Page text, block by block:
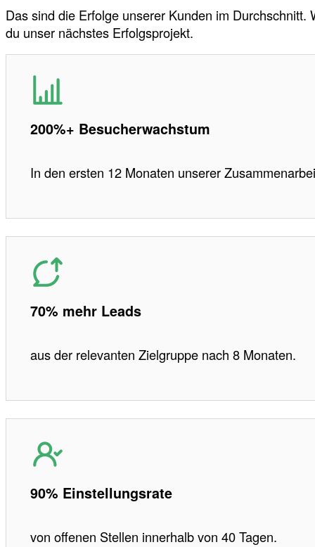
Das sind die Erfolge unserer Kunden im Durchschnitt.
du unser nächstes Erfolgsprojekt.
200%+ Besucherwachstum
In den ersten 12 Monaten unserer
70% mehr Leads
aus der relevanten Zielgruppe nach 8 Monaten.
90% Einstellungsrate
von offenen Stellen innerhalb von 40 Tagen.